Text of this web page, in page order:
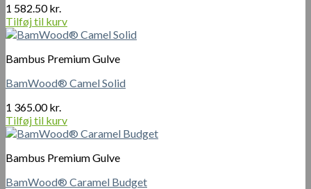
1 582.50kr.
Tilføj til kurv
Bambus Premium Gulve
BamWood® Camel Solid
1 365.00kr.
Tilføj til kurv
Bambus Premium Gulve
BamWood® Caramel Budget